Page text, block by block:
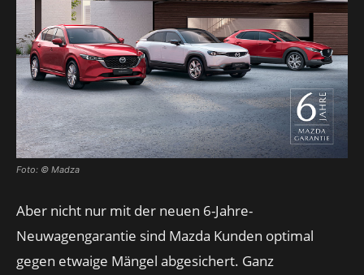
Foto: © Madza
Aber nicht nur mit der neuen 6-Jahre-
Neuwagengarantie sind Mazda Kunden optimal
gegen etwaige Mängel abgesichert. Ganz